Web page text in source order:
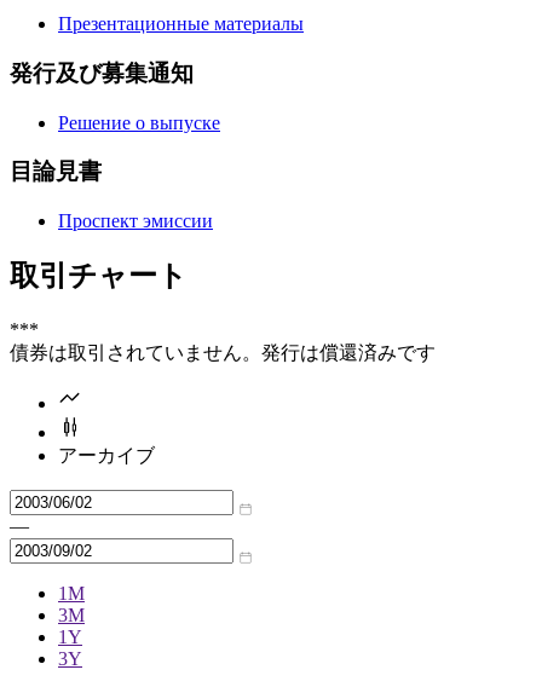
Презентационные материалы
発行及び募集通知
Решение о выпуске
目論見書
Проспект эмиссии
取引チャート
***
債券は取引されていません。発行は償還済みです
アーカイブ
—
1M
3M
1Y
3Y